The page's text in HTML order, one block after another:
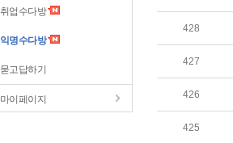
취업수다방
익명수다방
묻고답하기
마이페이지
428
427
426
425